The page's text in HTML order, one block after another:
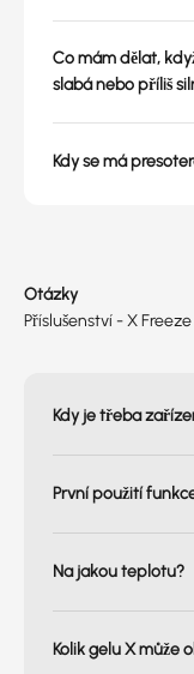
Co mám dělat,
slabá nebo příliš
Kdy se má
Otázky
Příslušenství - X Freeze
Kdy je třeba
První použití
Na jakou teplotu?
Kolik gelu X může